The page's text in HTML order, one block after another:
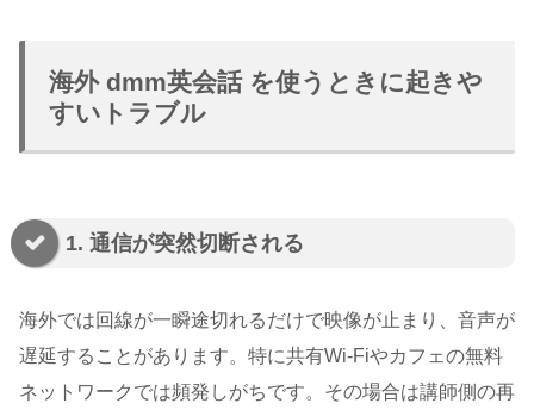
海外 dmm英会話 を使うときに起きや
すいトラブル
1. 通信が突然切断される
海外では回線が一瞬途切れるだけで映像が止まり、音声が
遅延することがあります。特に共有Wi-Fiやカフェの無料
ネットワークでは頻発しがちです。その場合は講師側の再